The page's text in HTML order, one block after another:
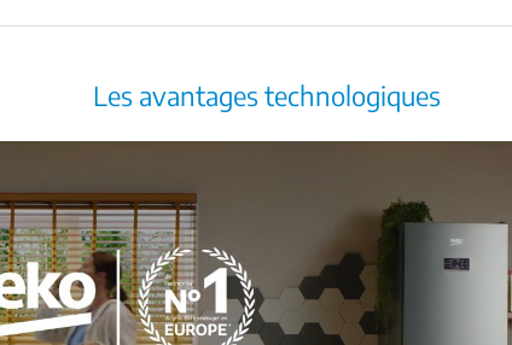
Les avantages technologiques